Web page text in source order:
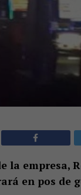
la empresa,
en pos de